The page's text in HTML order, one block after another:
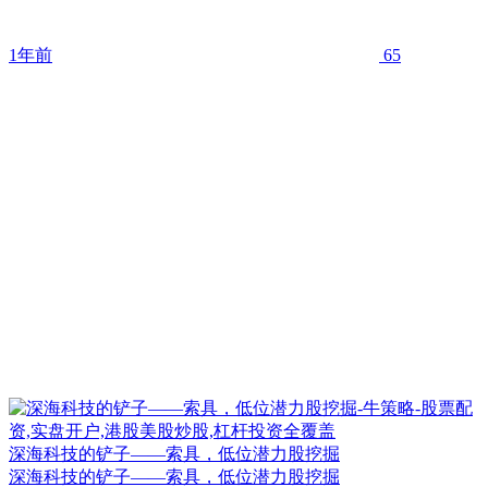
1年前 65
深海科技的铲子——索具，低位潜力股挖掘
深海科技的铲子——索具，低位潜力股挖掘